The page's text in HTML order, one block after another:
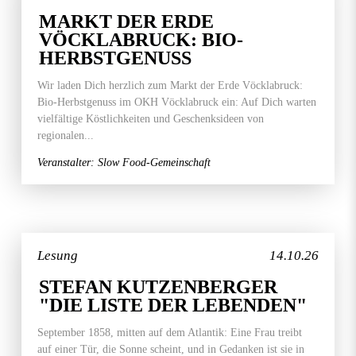
MARKT DER ERDE
VÖCKLABRUCK: BIO-
HERBSTGENUSS
Wir laden Dich herzlich zum Markt der Erde Vöcklabruck:
Bio-Herbstgenuss im OKH Vöcklabruck ein: Auf Dich warten
vielfältige Köstlichkeiten und Geschenksideen von
regionalen...
Veranstalter: Slow Food-Gemeinschaft
14.10.26
Lesung
STEFAN KUTZENBERGER
"DIE LISTE DER LEBENDEN"
September 1858, mitten auf dem Atlantik: Eine Frau treibt
auf einer Tür, die Sonne scheint, und in Gedanken ist sie in